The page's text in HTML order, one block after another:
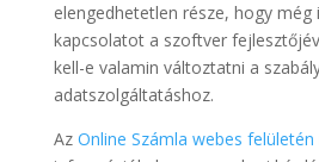
elengedhetetlen része, hogy még
kapcsolatot a szoftver
kell-e valamin változtatni a
adatszolgáltatáshoz.
Az Online Számla webes felületén